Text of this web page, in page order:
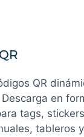
QR
en
tags,
tableros